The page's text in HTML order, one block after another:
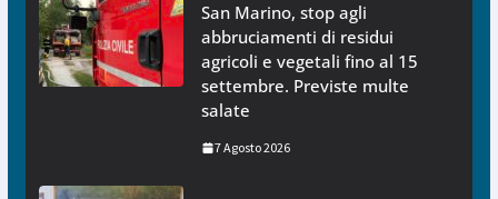
San Marino, stop agli
abbruciamenti di residui
agricoli e vegetali fino al 15
settembre. Previste multe
salate
7 Agosto 2026